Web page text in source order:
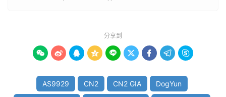
分享到
        
AS9929 CN2 CN2 GIA DogYun